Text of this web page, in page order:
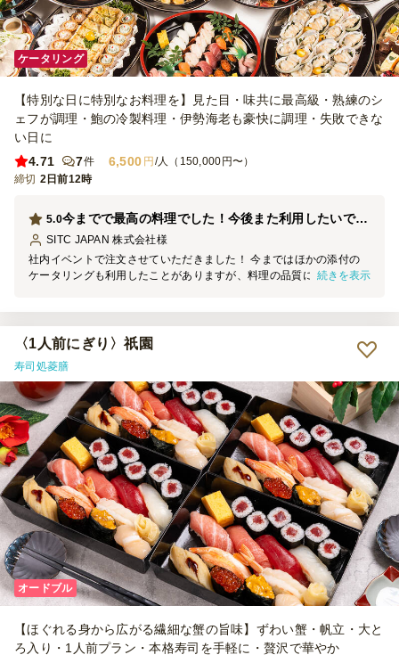
ケータリング
【特別な日に特別なお料理を】見た目・味共に最高級・熟練のシ
ェフが調理・鮑の冷製料理・伊勢海老も豪快に調理・失敗できな
い日に
4.71
7件 6,500 円 /人（150,000円〜）
締切 2日前12時
今までで最高の料理でした！今後また利用したいです。ありがとうございました。
5.0
SITC JAPAN 株式会社様
社内イベントで注文させていただきました！ 今まではほかの添付の
ケータリングも利用したことがありますが、料理の品質にあまり期待
量、味、質、見た目全部最高！社員の皆さんも絶賛でした。40人分の
注文で持ってきていただいた分は見た目50人ほどありそうで、最初は
のこるかなーと心配で、完食されました。 味は街中の評判店より上
だと思います。料理で利用されている食材も産地と時間も拘りがあ
り、高級ホテル宴会レベル並みの質です。 ②レイアウトが非常にき
れいで、各料理のポジション、蓋を開けるタイミング等もきちんと計
画されて、料理の味を一層引き上げるほどの腕前です。 ③社長さん
と従業員二人で来社されて、説明が非常に親切で、料理の紹介と食べ
るタイミングとお勧め等も挟み、話しかけやすくて今までのない体験
でした。 おかげさまで非常に印象深いイベントが実行できて、従業
員の皆さんの印象に残る夜ととなりました。感謝を申し上げます。
コスパ最強の業者さんです、リピーターが絶対多いと思いますが、弊
社よりもお勧めさせていただきます。 次回もぜひよろしくお願いい
たします。
続きを表示
〈1人前にぎり〉祇園
寿司処菱膳
オードブル
【ほぐれる身から広がる繊細な蟹の旨味】ずわい蟹・帆立・大と
ろ入り・1人前プラン・本格寿司を手軽に・贅沢で華やか